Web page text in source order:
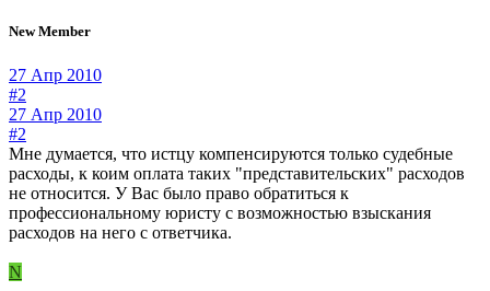
New Member
27 Апр 2010
#2
27 Апр 2010
#2
Мне думается, что истцу компенсируются только судебные
расходы, к коим оплата таких "представительских" расходов
не относится. У Вас было право обратиться к
профессиональному юристу с возможностью взыскания
расходов на него с ответчика.
N